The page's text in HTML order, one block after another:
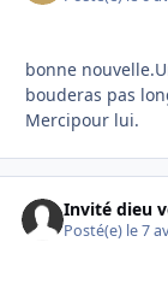
bonne
bouderas pas
Mercipour lui.
Invité dieu
Posté(e) le 7